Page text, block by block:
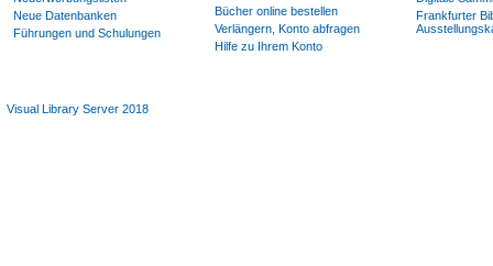
Neue Datenbanken
Führungen und Schulungen
Bücher online bestellen
Verlängern, Konto abfragen
Hilfe zu Ihrem Konto
Frankfurter
Visual Library Server 2018